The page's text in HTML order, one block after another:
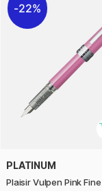
22%
PLATINUM
Plaisir Vulpen Pink Fine